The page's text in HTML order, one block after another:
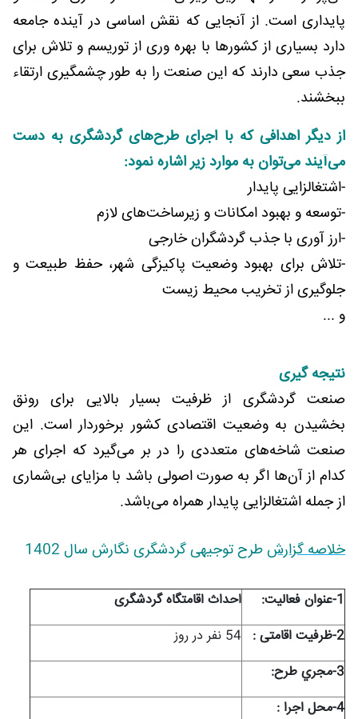
پایداری است. از آنجایی که نقش اساسی در آینده جامعه
دارد بسیاری از کشورها با بهره وری از توریسم و تلاش برای
جذب سعی دارند که این صنعت را به طور چشمگیری ارتقاء
ببخشند.
از دیگر اهدافی که با اجرای طرح‌های گردشگری به دست
می‌آیند می‌توان به موارد زیر اشاره نمود:
-اشتغالزایی پایدار
-توسعه و بهبود امکانات و زیرساخت‌های لازم
-ارز آوری با جذب گردشگران خارجی
-تلاش برای بهبود وضعیت پاکیزگی شهر، حفظ طبیعت و
جلوگیری از تخریب محیط زیست
و ...
نتیجه گیری
صنعت گردشگری از ظرفیت بسیار بالایی برای رونق
بخشیدن به وضعیت اقتصادی کشور برخوردار است. این
صنعت شاخه‌های متعددی را در بر می‌گیرد که اجرای هر
کدام از آن‌ها اگر به صورت اصولی باشد با مزایای بی‌شماری
از جمله اشتغالزایی پایدار همراه می‌باشد.
خلاصه گزارشطرح توجیهی گردشگری نگارش سال 1402
1-عنوان فعاليت:
احداث اقامتگاه گردشگری
2-ظرفيت اقامتی :
54 نفر در روز
3-مجري طرح:
4-محل اجرا :